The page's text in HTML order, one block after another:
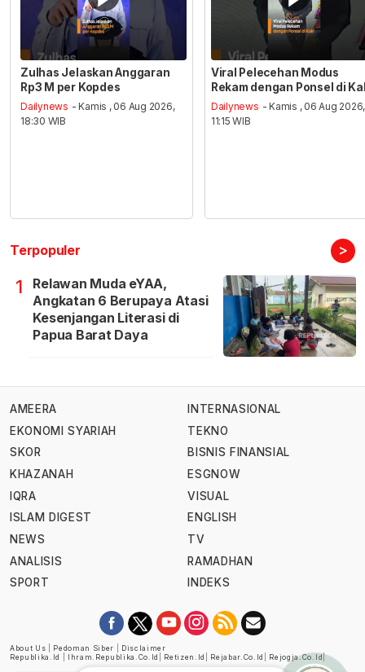
Zulhas Jelaskan Anggaran
Rp3 M per Kopdes
Dailynews - Kamis , 06 Aug 2026,
18:30 WIB
Viral Pelecehan Modus
Rekam dengan Ponsel di
Dailynews - Kamis , 06 Aug 2026,
11:15 WIB
Terpopuler >
1
Relawan Muda eYAA,
Angkatan 6 Berupaya Atasi
Kesenjangan Literasi di
Papua Barat Daya
AMEERA
EKONOMI SYARIAH
SKOR
KHAZANAH
IQRA
ISLAM DIGEST
NEWS
ANALISIS
SPORT
INTERNASIONAL
TEKNO
BISNIS FINANSIAL
ESGNOW
VISUAL
ENGLISH
TV
RAMADHAN
INDEKS
About Us Pedoman Siber
Disclaimer
Republika.id
Ihram.republika.co.id Retizen.id Rejabar.co.id Rejogja.co.id